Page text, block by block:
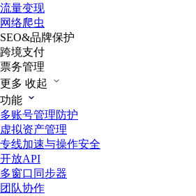
流量变现
网络爬虫
SEO&品牌保护
跨境支付
票务管理
更多 收起
功能
多账号管理防护
虚拟资产管理
专线加速与操作安全
开放API
多窗口同步器
团队协作